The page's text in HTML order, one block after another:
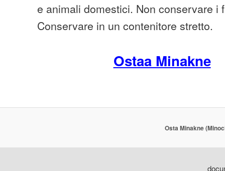
e animali domestici. Non conservare i
Conservare in un contenitore stretto.
Ostaa Minakne
Osta Minakne